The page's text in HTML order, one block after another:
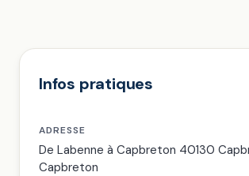
Infos pratiques
ADRESSE
De Labenne à Capbreton 40130
Capbreton